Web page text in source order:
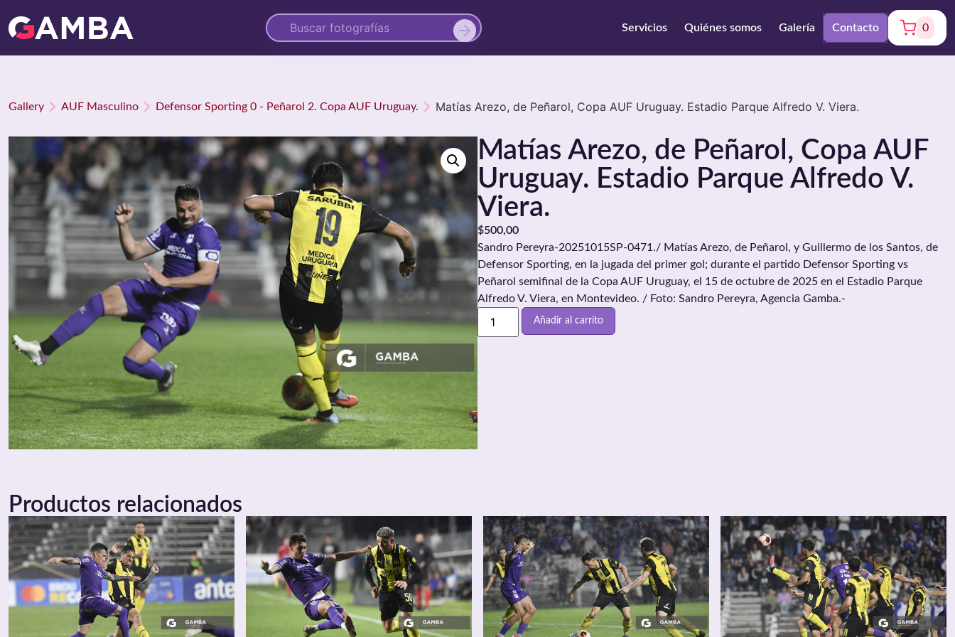
Servicios Quiénes somos Galería Contacto 0
Gallery AUF Masculino Defensor Sporting 0 - Peñarol 2. Copa AUF Uruguay. Matías Arezo, de Peñarol, Copa AUF Uruguay. Estadio Parque Alfredo V. Viera.
Matías Arezo, de Peñarol, Copa AUF
Uruguay. Estadio Parque Alfredo V.
Viera.
$500,00
Sandro Pereyra-20251015SP-0471./ Matías Arezo, de Peñarol, y Guillermo de los Santos, de
Defensor Sporting, en la jugada del primer gol; durante el partido Defensor Sporting vs
Peñarol semifinal de la Copa AUF Uruguay, el 15 de octubre de 2025 en el Estadio Parque
Alfredo V. Viera, en Montevideo. / Foto: Sandro Pereyra, Agencia Gamba.-
Añadir al carrito
Productos relacionados